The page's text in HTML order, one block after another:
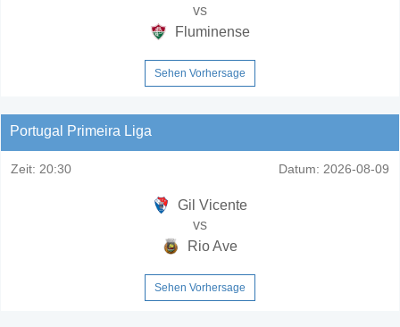
vs
Fluminense
Sehen Vorhersage
Portugal Primeira Liga
Zeit: 20:30 Datum: 2026-08-09
Gil Vicente
vs
Rio Ave
Sehen Vorhersage